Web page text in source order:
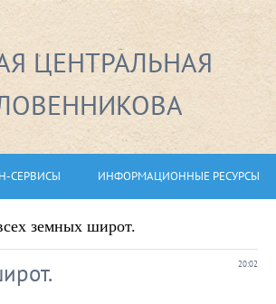
ЦЕНТРАЛЬНАЯ
СЕРВИСЫ ИНФОРМАЦИОННЫЕ РЕСУРСЫ
земных широт.
20:02